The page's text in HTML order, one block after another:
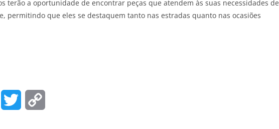
terão a oportunidade de encontrar peças que atendem às suas necessidades de
permitindo que eles se destaquem tanto nas estradas quanto nas ocasiões